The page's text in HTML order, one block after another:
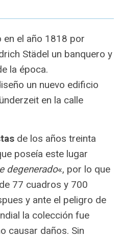
en el año 1818 por
Städel un banquero y
la época.
un nuevo edificio
en la calle
de los años treinta
poseía este lugar
degenerado«, por lo que
77 cuadros y 700
y ante el peligro de
la colección fue
causar daños. Sin